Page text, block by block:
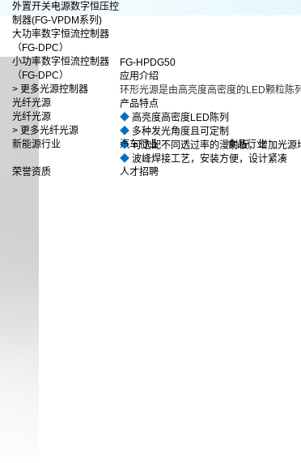
外置开关电源数字恒压控
制器(FG-VPDM系列)
大功率数字恒流控制器
（FG-DPC）
小功率数字恒流控制器
（FG-DPC）
> 更多光源控制器
光纤光源
光纤光源
> 更多光纤光源
新能源行业 汽车行业 食品行业
荣誉资质
人才招聘
FG-HPDG50
应用介绍
环形光源是由高亮度高密度的LED颗粒陈
产品特点
◆ 高亮度高密度LED陈列
◆ 多种发光角度且可定制
◆可选配不同透过率的漫射板，增加光源
◆ 波峰焊接工艺，安装方便，设计紧凑